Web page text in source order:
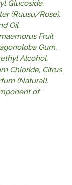
Glucoside,
(Ruusu/Rose),
Oil
Fruit
Gum,
Alcohol,
Chloride, Citrus
(Natural),
of